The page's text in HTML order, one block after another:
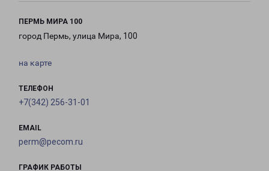
ПЕРМЬ МИРА 100
город Пермь, улица Мира, 100
на карте
ТЕЛЕФОН
+7(342) 256-31-01
EMAIL
perm@pecom.ru
ГРАФИК РАБОТЫ